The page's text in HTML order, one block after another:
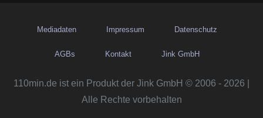
Mediadaten Impressum Datenschutz
AGBs Kontakt Jink GmbH
110min.de ist ein Produkt der Jink GmbH © 2006 - 2026 |
Alle Rechte vorbehalten